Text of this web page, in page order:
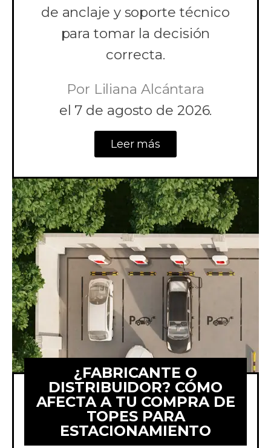
de anclaje y soporte técnico
para tomar la decisión
correcta.
Por Liliana Alcántara
el 7 de agosto de 2026.
Leer más
¿FABRICANTE O
DISTRIBUIDOR? CÓMO
AFECTA A TU COMPRA DE
TOPES PARA
ESTACIONAMIENTO
Comparamos comprar topes
para estacionamiento